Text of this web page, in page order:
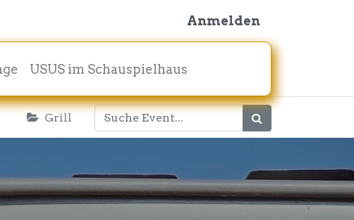
Anmelden
USUS im Schauspielhaus
Grill